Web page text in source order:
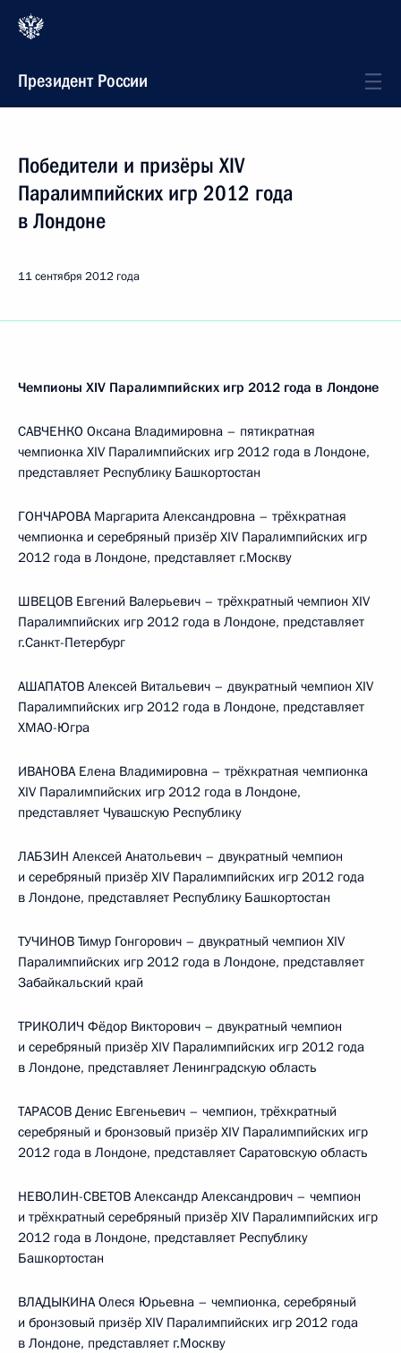
Президент России
Победители и призёры XIV
Паралимпийских игр 2012 года
в Лондоне
11 сентября 2012 года
Чемпионы XIV Паралимпийских игр 2012 года в Лондоне
САВЧЕНКО Оксана Владимировна – пятикратная
чемпионка XIV Паралимпийских игр 2012 года в Лондоне,
представляет Республику Башкортостан
ГОНЧАРОВА Маргарита Александровна – трёхкратная
чемпионка и серебряный призёр XIV Паралимпийских игр
2012 года в Лондоне, представляет г.Москву
ШВЕЦОВ Евгений Валерьевич – трёхкратный чемпион XIV
Паралимпийских игр 2012 года в Лондоне, представляет
г.Санкт-Петербург
АШАПАТОВ Алексей Витальевич – двукратный чемпион XIV
Паралимпийских игр 2012 года в Лондоне, представляет
ХМАО-Югра
ИВАНОВА Елена Владимировна – трёхкратная чемпионка
XIV Паралимпийских игр 2012 года в Лондоне,
представляет Чувашскую Республику
ЛАБЗИН Алексей Анатольевич – двукратный чемпион
и серебряный призёр XIV Паралимпийских игр 2012 года
в Лондоне, представляет Республику Башкортостан
ТУЧИНОВ Тимур Гонгорович – двукратный чемпион XIV
Паралимпийских игр 2012 года в Лондоне, представляет
Забайкальский край
ТРИКОЛИЧ Фёдор Викторович – двукратный чемпион
и серебряный призёр XIV Паралимпийских игр 2012 года
в Лондоне, представляет Ленинградскую область
ТАРАСОВ Денис Евгеньевич – чемпион, трёхкратный
серебряный и бронзовый призёр XIV Паралимпийских игр
2012 года в Лондоне, представляет Саратовскую область
НЕВОЛИН-СВЕТОВ Александр Александрович – чемпион
и трёхкратный серебряный призёр XIV Паралимпийских игр
2012 года в Лондоне, представляет Республику
Башкортостан
ВЛАДЫКИНА Олеся Юрьевна – чемпионка, серебряный
и бронзовый призёр XIV Паралимпийских игр 2012 года
в Лондоне, представляет г.Москву